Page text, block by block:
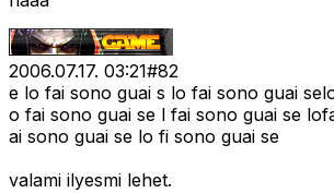
2006.07.17. 03:21#82
e lo fai sono guai s lo fai sono guai
o fai sono guai se l fai sono guai se
ai sono guai se lo fi sono guai se
valami ilyesmi lehet.